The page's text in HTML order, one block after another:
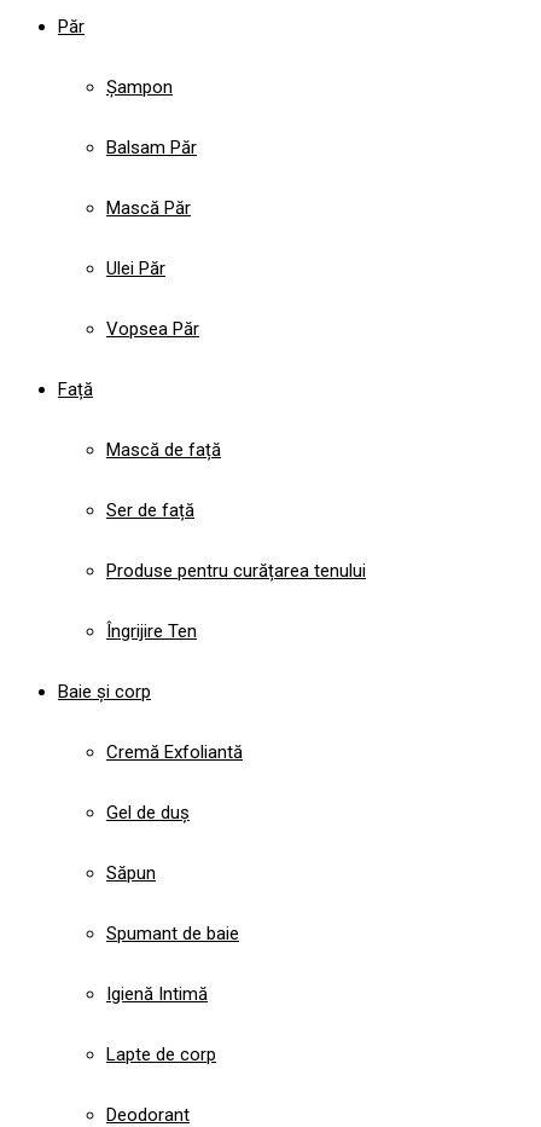
Păr
Șampon
Balsam Păr
Mască Păr
Ulei Păr
Vopsea Păr
Față
Mască de față
Ser de față
Produse pentru curățarea tenului
Îngrijire Ten
Baie și corp
Cremă Exfoliantă
Gel de duș
Săpun
Spumant de baie
Igienă Intimă
Lapte de corp
Deodorant